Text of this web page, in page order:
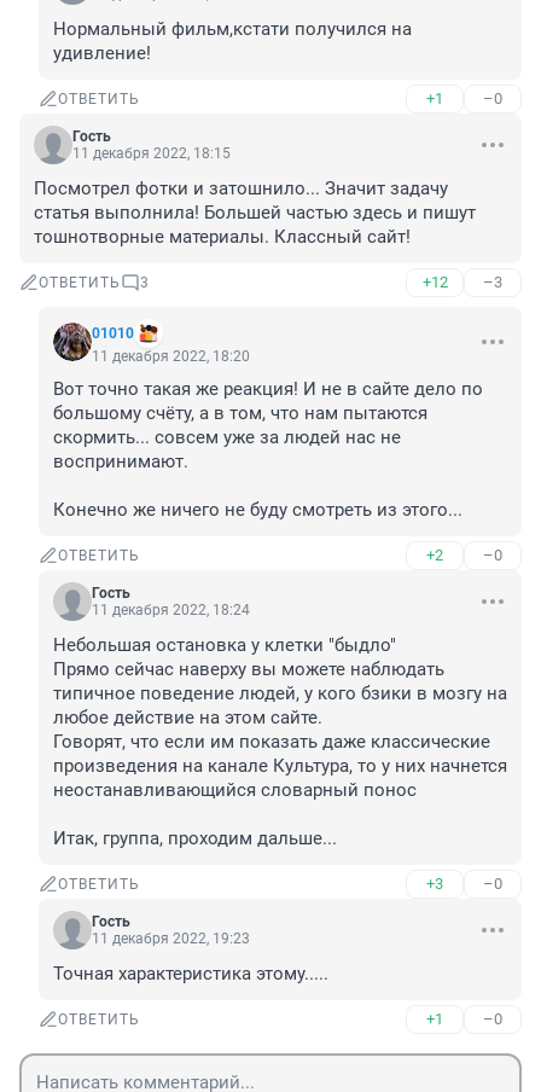
Нормальный фильм,кстати получился на
удивление!
ОТВЕТИТЬ +1 –0
Гость
11 декабря 2022, 18:15
Посмотрел фотки и затошнило... Значит задачу
статья выполнила! Большей частью здесь и пишут
тошнотворные материалы. Классный сайт!
ОТВЕТИТЬ 3 +12 –3
01010
11 декабря 2022, 18:20
Вот точно такая же реакция! И не в сайте дело по
большому счёту, а в том, что нам пытаются
скормить... совсем уже за людей нас не
воспринимают.
Конечно же ничего не буду смотреть из этого...
ОТВЕТИТЬ +2 –0
Гость
11 декабря 2022, 18:24
Небольшая остановка у клетки "быдло"
Прямо сейчас наверху вы можете наблюдать
типичное поведение людей, у кого бзики в мозгу на
любое действие на этом сайте.
Говорят, что если им показать даже классические
произведения на канале Культура, то у них начнется
неостанавливающийся словарный понос
Итак, группа, проходим дальше...
ОТВЕТИТЬ +3 –0
Гость
11 декабря 2022, 19:23
Точная характеристика этому.....
ОТВЕТИТЬ +1 –0